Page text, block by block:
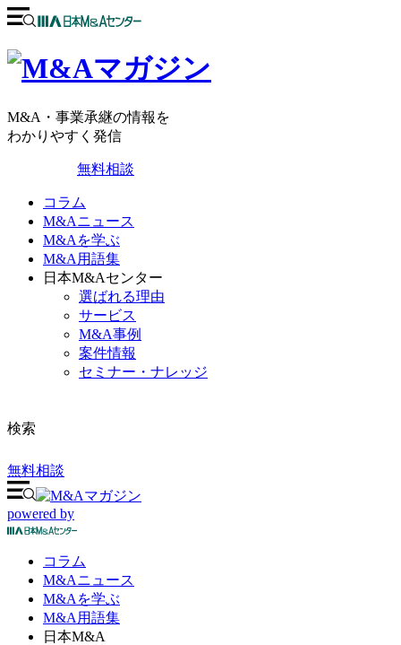
M&A・事業承継の情報を
わかりやすく発信
無料相談
コラム
M&Aニュース
M&Aを学ぶ
M&A用語集
日本M&Aセンター
選ばれる理由
サービス
M&A事例
案件情報
セミナー・ナレッジ
検索
無料相談
powered by
コラム
M&Aニュース
M&Aを学ぶ
M&A 用語集
日本M&A